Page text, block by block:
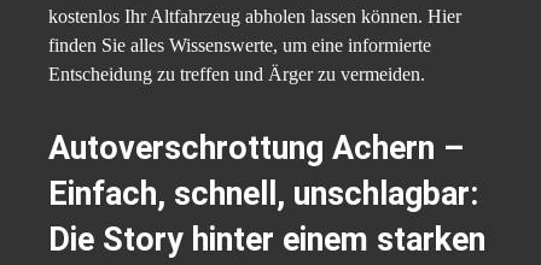
kostenlos Ihr Altfahrzeug abholen lassen können. Hier
finden Sie alles Wissenswerte, um eine informierte
Entscheidung zu treffen und Ärger zu vermeiden.
Autoverschrottung Achern –
Einfach, schnell, unschlagbar:
Die Story hinter einem starken